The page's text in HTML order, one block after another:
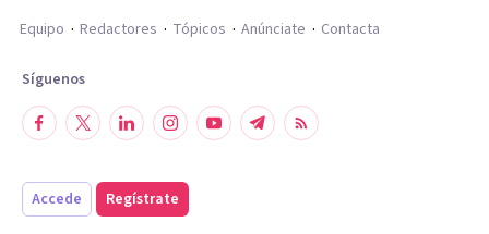
Equipo
Redactores Tópicos Anúnciate Contacta
Síguenos
Accede Regístrate